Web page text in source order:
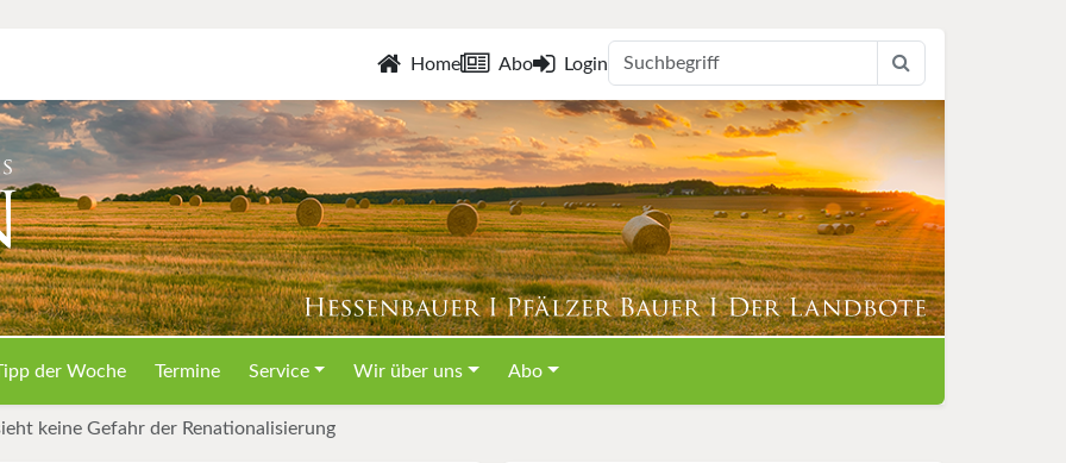
Home Abo Login
der Woche Termine Service Wir über uns Abo
keine Gefahr der Renationalisierung